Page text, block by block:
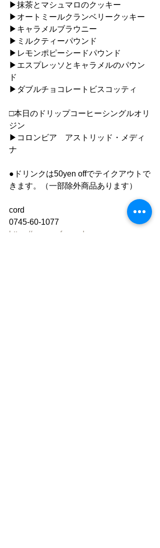
▶︎抹茶とマシュマロのクッキー
▶︎オートミールクランベリークッキー
▶︎キャラメルブラウニー
▶︎ミルクティーパウンド
▶︎レモンポピーシードパウンド
▶︎エスプレッソとキャラメルのパウン
ド
▶︎ダブルチョコレートビスコッティ
□本日のドリップコーヒーシングルオリ
ジン
▶︎コロンビア　アストリッド・メディ
ナ
●ドリンクは50yen offでテイクアウトで
きます。（一部除外商品あります）
cord
0745-60-1077
https://www.cafe-cord.com